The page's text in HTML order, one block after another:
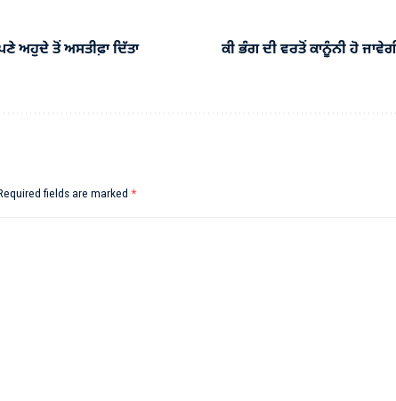
ਅਹੁਦੇ ਤੋਂ ਅਸਤੀਫ਼ਾ ਦਿੱਤਾ
ਕੀ ਭੰਗ ਦੀ ਵਰਤੋਂ ਕਾਨੂੰਨੀ ਹੋ
fields are marked *